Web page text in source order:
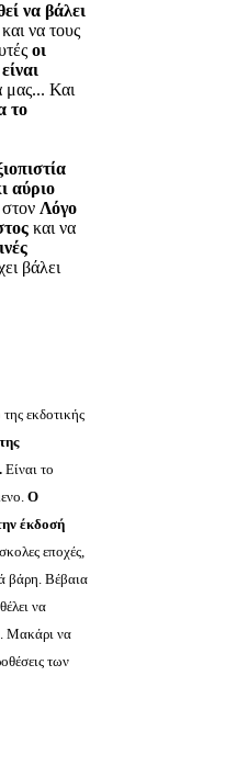
να βάλει
και να τους
οι
μας... Και
το
αύριο
Λόγο
και να
βάλει
εκδοτικής
. Είναι το
Ο
έκδοσή
εποχές,
βάρη. Βέβαια
να
Μακάρι να
των